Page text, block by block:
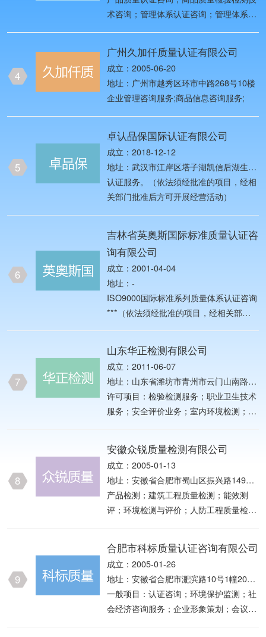
ISO体系认证头部品牌。
术咨询；管理体系认证咨询；管理体系认
高新技术成果转化；新技术、新工艺的推
广；照明节能工程咨询、设计。（依法须
经批准的项目，经相关部门批准后方可开
展经营活动）
4
广州久加仟质量认证有限公司
成立：2005-06-20
地址：广州市越秀区环市中路268号10楼
企业管理咨询服务;商品信息咨询服务;
5
卓认品保国际认证有限公司
成立：2018-12-12
地址：武汉市江岸区塔子湖凯信后湖生活
广场第2幢10层17号
认证服务。（依法须经批准的项目，经相
关部门批准后方可开展经营活动）
6
吉林省英奥斯国际标准质量认证咨
询有限公司
成立：2001-04-04
地址：-
ISO9000国际标准系列质量体系认证咨询
***（依法须经批准的项目，经相关部门
7
山东华正检测有限公司
成立：2011-06-07
地址：山东省潍坊市青州市云门山南路
8979号潍坊工程职业学院6号楼
许可项目：检验检测服务；职业卫生技术
服务；安全评价业务；室内环境检测；农
部门批准后方可开展经营活动，具体经营
项目以相关部门批准文件或许可证件为
准）一般项目：环境保护监测；环保咨询
服务；技术服务、技术开发、技术咨询、
技术交流、技术转让、技术推广；信息技
外，凭营业执照依法自主开展经营活动）
8
安徽众锐质量检测有限公司
成立：2005-01-13
地址：安徽省合肥市蜀山区振兴路1499
号联东U谷一期11号楼
产品检测；建筑工程质量检测；能效测
评；环境检测与评价；人防工程质量检
测；管道检测；安防检测；职业卫生及公
共场所卫生检测与评价；节能评估；绿色
建材检测；绿色建筑咨询与检测；防雷装
置检测；雷电灾害风险评估；建筑机械及
建筑安全防护用品检测；机电设备检测；
9
合肥市科标质量认证咨询有限公司
成立：2005-01-26
地址：安徽省合肥市淝滨路10号1幢201
室
一般项目：认证咨询；环境保护监测；社
会经济咨询服务；企业形象策划；会议及